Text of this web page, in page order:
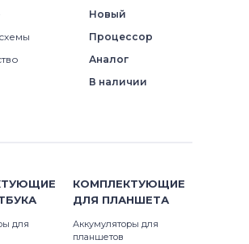
Новый
Процессор
Аналог
В наличии
для
КОМПЛЕКТУЮЩИЕ
ДЛЯ ПЛАНШЕТА
Аккумуляторы для
планшетов